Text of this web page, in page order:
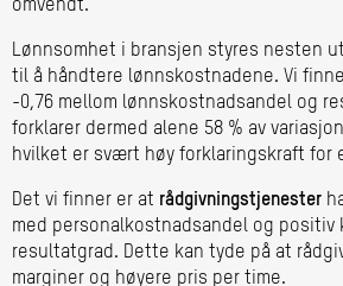
omvendt.
Lønnsomhet i bransjen styres nesten
til å håndtere lønnskostnadene. Vi
-0,76 mellom lønnskostnadsandel og
forklarer dermed alene 58 % av
hvilket er svært høy forklaringskraft for
Det vi finner er at rådgivningstjenester
med personalkostnadsandel og positiv
resultatgrad. Dette kan tyde på at
marginer og høyere pris per time.